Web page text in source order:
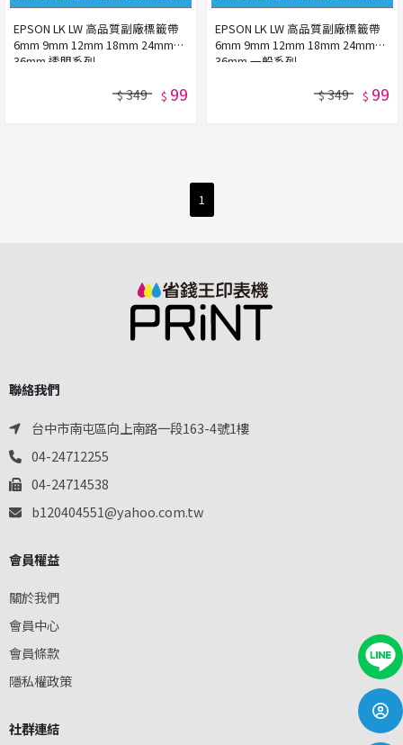
EPSON LK LW 高品質副廠標籤帶
6mm 9mm 12mm 18mm 24mm
36mm 透明系列
$349 $ 99
EPSON LK LW 高品質副廠標籤帶
6mm 9mm 12mm 18mm 24mm
36mm 一般系列
$349 $ 99
1
聯絡我們
台中市南屯區向上南路一段163-4號1樓
04-24712255
04-24714538
b120404551@yahoo.com.tw
會員權益
關於我們
會員中心
會員條款
隱私權政策
社群連結